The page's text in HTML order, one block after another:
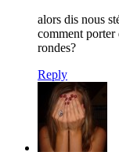
alors dis nous
comment porter
rondes?
Reply